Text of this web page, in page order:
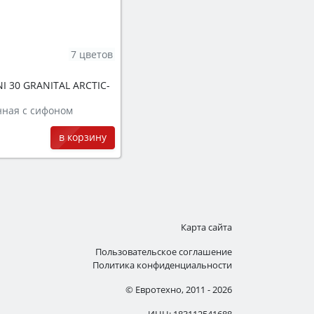
30 GRANITAL ARCTIC-
с сифоном
в корзину
7 цветов
Карта сайта
Пользовательское соглашение
Политика конфиденциальности
© Евротехно, 2011 - 2026